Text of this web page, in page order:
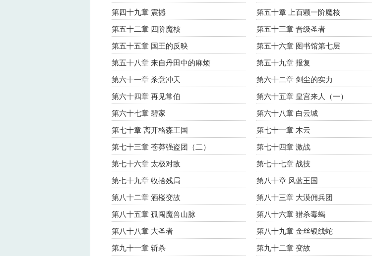
第四十九章 震撼
第五十章 上百颗一阶魔核
第五十二章 四阶魔核
第五十三章 晋级圣者
第五十五章 国王的反映
第五十六章 图书馆第七层
第五十八章 来自丹田中的麻烦
第五十九章 报复
第六十一章 杀意冲天
第六十二章 剑尘的实力
第六十四章 再见常伯
第六十五章 皇宫来人（一）
第六十七章 碧家
第六十八章 白云城
第七十章 离开格森王国
第七十一章 木云
第七十三章 苍莽强盗团（二）
第七十四章 激战
第七十六章 太极对敌
第七十七章 战技
第七十九章 收拾残局
第八十章 风蓝王国
第八十二章 酒楼变故
第八十三章 大漠佣兵团
第八十五章 孤闯魔兽山脉
第八十六章 猎杀毒蝎
第八十八章 大圣者
第八十九章 金丝银线蛇
第九十一章 斩杀
第九十二章 变故